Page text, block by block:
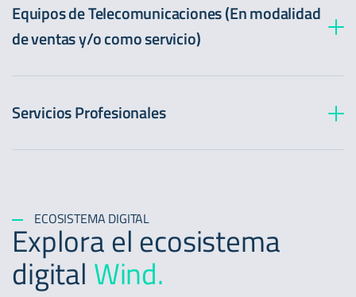
Protección de Aplicaciones
Protección de Endpoints
Líneas 1–200 (TFN)
Centrales telefónicas
Backupstorage
Equipos de Telecomunicaciones (En modalidad
de ventas y/o como servicio)
Servicios Profesionales
ECOSISTEMA DIGITAL
Explora el ecosistema
digital Wind.